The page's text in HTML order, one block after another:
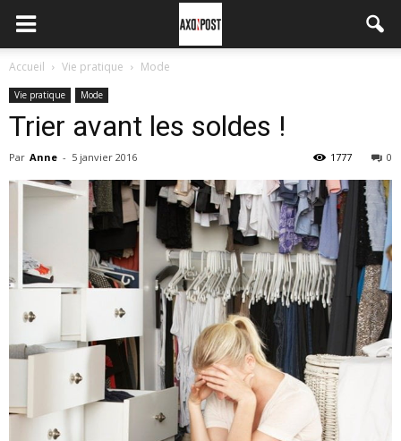
Accueil Vie pratique Mode
Vie pratique Mode
Trier avant les soldes !
Par Anne - 5 janvier 2016 0
1777